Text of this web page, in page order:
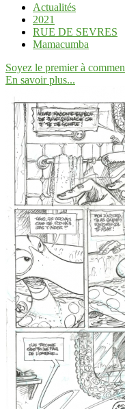
Actualités
2021
RUE DE SEVRES
Mamacumba
Soyez le premier à
En savoir plus...